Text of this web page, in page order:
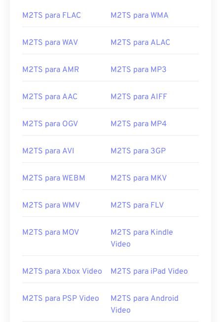
Windows, use o VLC Media Playerou o Picture
capítulos, legendas, subtítulos, tags de metadados
Se surgirem problemas ao abrir o M2TS, remova o
obter mais detalhes, consulte asinstruções
LifeWire.com. Outra solução é atualizar seu
resolver quaisquer problemas de compatibilidade.
Lançamento inicial:
2006
https://www.lifewire.com/m2ts-file
M2TS para FLAC M2TS para WMA
M2TS para WAV M2TS para ALAC
M2TS para AMR M2TS para MP3
M2TS para AAC M2TS para AIFF
M2TS para OGV M2TS para MP4
M2TS para AVI M2TS para 3GP
M2TS para WEBM M2TS para MKV
M2TS para WMV M2TS para FLV
M2TS para MOV
M2TS para Kindle
Video
M2TS para Xbox Video M2TS para iPad Video
M2TS para PSP Video
M2TS para Android
Video